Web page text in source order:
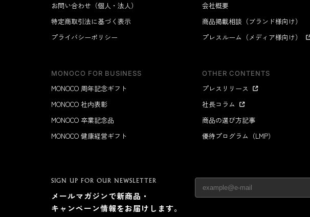
お問い合わせ（個人・法人）
特定商取引法に基づく表示
プライバシーポリシー
会社概要
商品掲載相談（ブランド様向け）
プレスルーム（メディア様向け）
MONOCO FOR BUSINESS
MONOCO 周年記念ギフト
MONOCO 社内表彰
MONOCO 卒業記念品
MONOCO 健康経営ギフト
OTHER CONTENTS
プレスリリース
社長コラム
商品の選び方記事
優待プログラム（LMP）
SIGN UP FOR OUR NEWSLETTER
メールマガジンで新商品・
キャンペーン情報をお届けします。